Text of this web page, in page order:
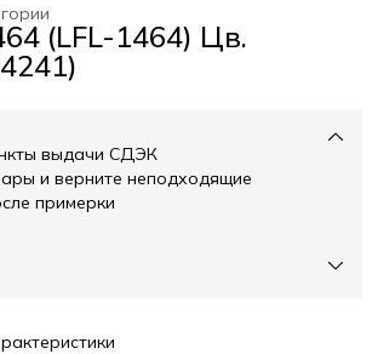
(LFL-1464) Цв.
выдачи СДЭК
и верните неподходящие
примерки